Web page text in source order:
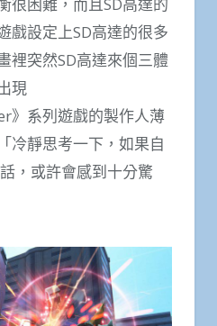
很困難，而且SD高達的
戲設定上SD高達的很多
裡突然SD高達來個三體
現
》系列遊戲的製作人薄
冷靜思考一下，如果自
，或許會感到十分驚